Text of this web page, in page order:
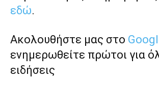
εδώ.
Ακολουθήστε μας στο
ενημερωθείτε πρώτοι για
ειδήσεις